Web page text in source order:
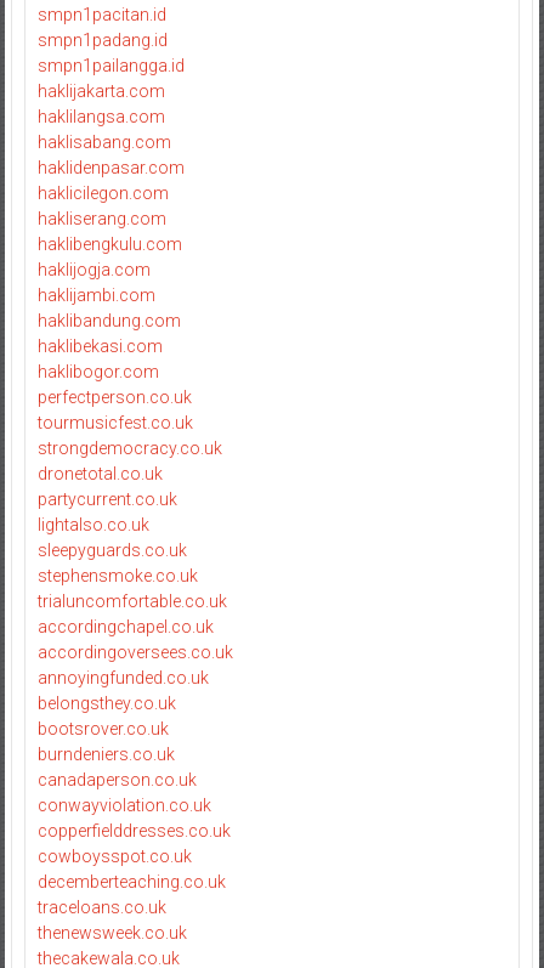
smpn1pacitan.id
smpn1padang.id
smpn1pailangga.id
haklijakarta.com
haklilangsa.com
haklisabang.com
haklidenpasar.com
haklicilegon.com
hakliserang.com
haklibengkulu.com
haklijogja.com
haklijambi.com
haklibandung.com
haklibekasi.com
haklibogor.com
perfectperson.co.uk
tourmusicfest.co.uk
strongdemocracy.co.uk
dronetotal.co.uk
partycurrent.co.uk
lightalso.co.uk
sleepyguards.co.uk
stephensmoke.co.uk
trialuncomfortable.co.uk
accordingchapel.co.uk
accordingoversees.co.uk
annoyingfunded.co.uk
belongsthey.co.uk
bootsrover.co.uk
burndeniers.co.uk
canadaperson.co.uk
conwayviolation.co.uk
copperfielddresses.co.uk
cowboysspot.co.uk
decemberteaching.co.uk
traceloans.co.uk
thenewsweek.co.uk
thecakewala.co.uk